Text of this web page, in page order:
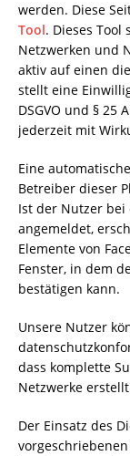
werden. Diese
Tool. Dieses
Netzwerken und
aktiv auf einen
stellt eine
DSGVO und § 25
jederzeit mit
Eine
Betreiber dieser
Ist der Nutzer bei
angemeldet,
Elemente von
Fenster, in dem
bestätigen kann.
Unsere Nutzer
dass komplette
Netzwerke
Der Einsatz des